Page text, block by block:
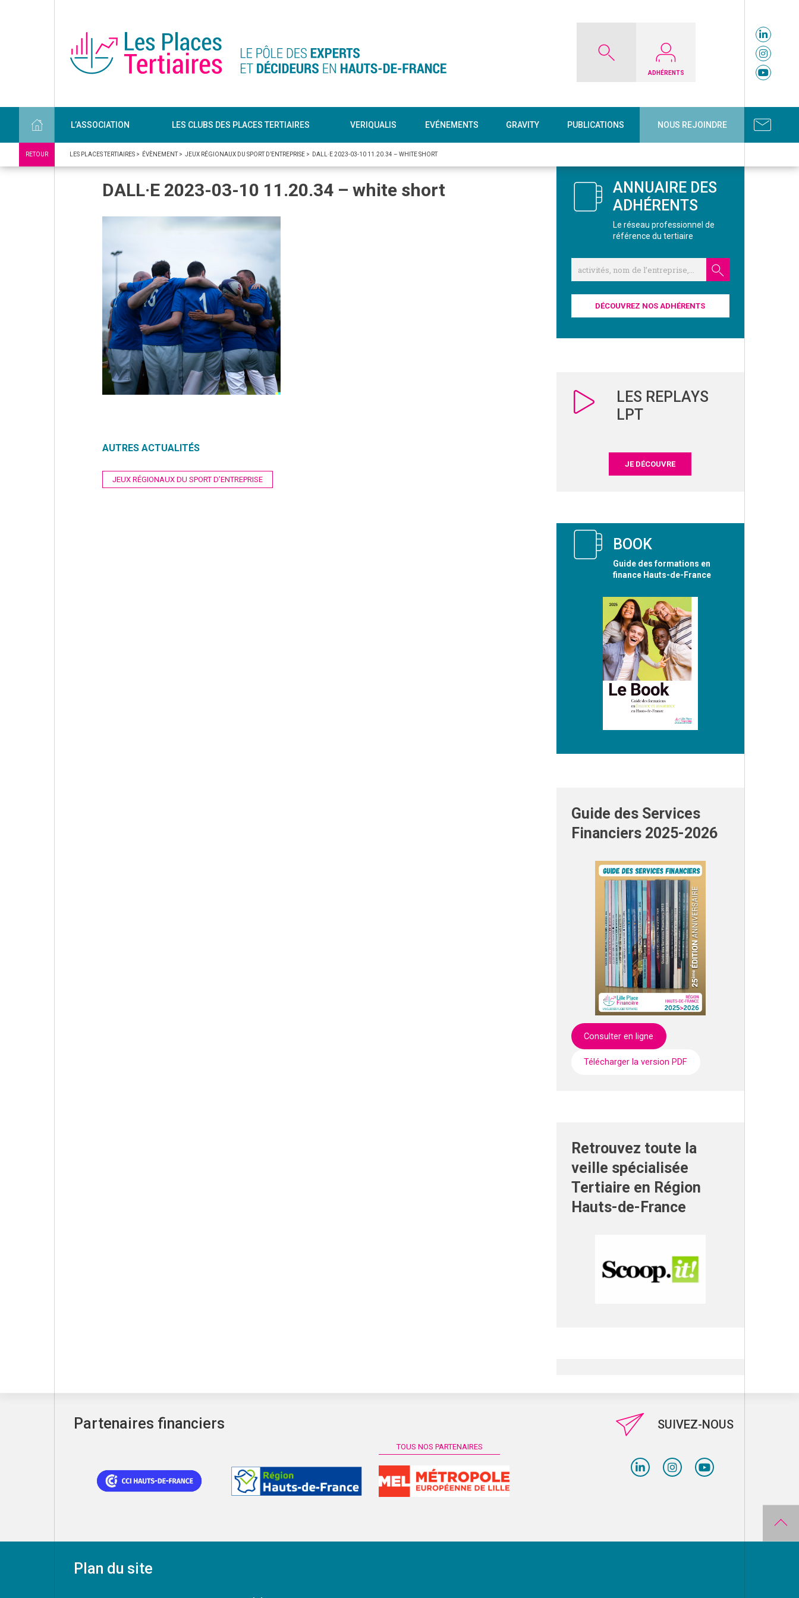
ADHÉRENTS
L’ASSOCIATION LES CLUBS DES PLACES TERTIAIRES VERIQUALIS EVÉNEMENTS GRAVITY PUBLICATIONS NOUS REJOINDRE
RETOUR LES PLACES TERTIAIRES > ÉVÈNEMENT> JEUX RÉGIONAUX DU SPORT D’ENTREPRISE > DALL·E 2023-03-10 11.20.34 – WHITE SHORT
DALL·E 2023-03-10 11.20.34 – white short
AUTRES ACTUALITÉS
Navigation
JEUX RÉGIONAUX DU SPORT D’ENTREPRISE
ANNUAIRE DES
ADHÉRENTS
Le réseau professionnel de
référence du tertiaire
DÉCOUVREZ NOS ADHÉRENTS
LES REPLAYS
LPT
JE DÉCOUVRE
BOOK
Guide des formations en
finance Hauts-de-France
Guide des Services
Financiers 2025-2026
Consulter en ligne
Télécharger la version PDF
Retrouvez toute la
veille spécialisée
Tertiaire en Région
Hauts-de-France
Partenaires financiers
TOUS NOS PARTENAIRES
SUIVEZ-NOUS
Plan du site